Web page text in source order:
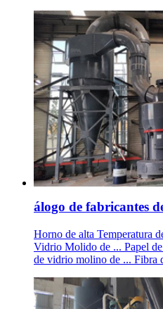
álogo de fabricantes
Horno de alta Temperatura
Vidrio Molido de ... Papel
de vidrio molino de ... Fibra